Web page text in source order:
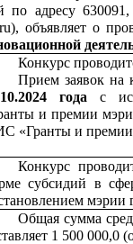
по адресу
), объявляет о
Конкурс
Прием заявок на
года с
и премии
«Гранты и
Конкурс
субсидий в
мэрии
Общая сумма
1 500 000,0